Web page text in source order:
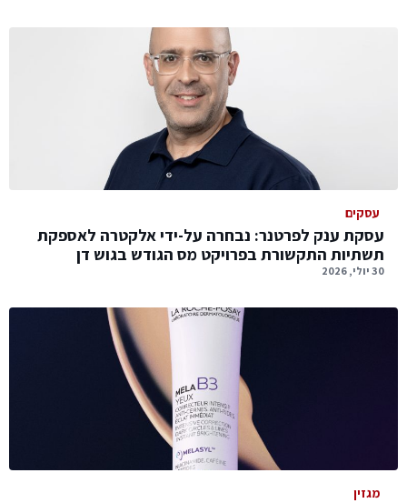
עסקים
עסקת ענק לפרטנר: נבחרה על-ידי אלקטרה לאספקת
תשתיות התקשורת בפרויקט מס הגודש בגוש דן
30 יולי, 2026
מגזין